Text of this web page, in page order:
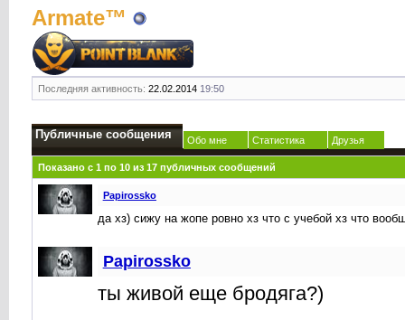
Armate™
Последняя активность: 22.02.2014 19:50
Публичные сообщения Обо мне Статистика Друзья
Показано с 1 по 10из 17публичных сообщений
Papirossko
да хз) сижу на жопе ровно хз что с учебой хз что
Papirossko
ты живой еще бродяга?)